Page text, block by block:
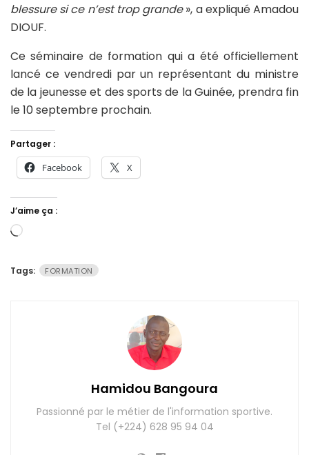
blessure si ce n’est trop grande», a expliqué Amadou
DIOUF.
Ce séminaire de formation qui a été officiellement
lancé ce vendredi par un représentant du ministre
de la jeunesse et des sports de la Guinée, prendra fin
le 10 septembre prochain.
Partager :
Facebook X
J’aime ça :
Chargement…
Tags: FORMATION
Hamidou Bangoura
Passionné par le métier de l'information sportive.
Tel (+224) 628 95 94 04